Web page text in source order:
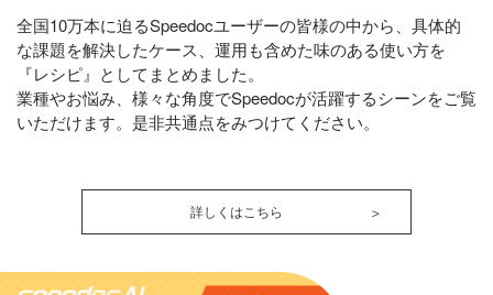
全国10万本に迫るSpeedocユーザーの皆様の中から、具体的
な課題を解決したケース、運用も含めた味のある使い方を
『レシピ』としてまとめました。
業種やお悩み、様々な角度でSpeedocが活躍するシーンをご覧
いただけます。是非共通点をみつけてください。
詳しくはこちら ＞